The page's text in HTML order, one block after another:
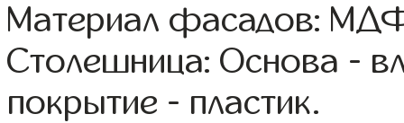
Материал фасадов:
Столешница: Основа -
покрытие - пластик.